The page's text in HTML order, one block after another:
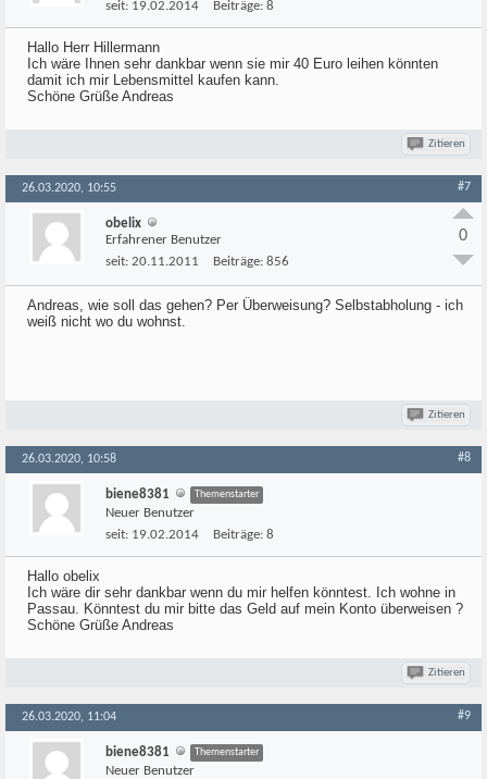
seit: 19.02.2014 Beiträge: 8
Hallo Herr Hillermann
Ich wäre Ihnen sehr dankbar wenn sie mir 40 Euro leihen könnten
damit ich mir Lebensmittel kaufen kann.
Schöne Grüße Andreas
Zitieren
26.03.2020, 10:55 #7
obelix
Erfahrener Benutzer
seit: 20.11.2011 Beiträge: 856
0
Andreas, wie soll das gehen? Per Überweisung? Selbstabholung - ich
weiß nicht wo du wohnst.
Zitieren
26.03.2020, 10:58 #8
biene8381 Themenstarter
Neuer Benutzer
seit: 19.02.2014 Beiträge: 8
Hallo obelix
Ich wäre dir sehr dankbar wenn du mir helfen könntest. Ich wohne in
Passau. Könntest du mir bitte das Geld auf mein Konto überweisen ?
Schöne Grüße Andreas
Zitieren
26.03.2020, 11:04 #9
biene8381 Themenstarter
Neuer Benutzer